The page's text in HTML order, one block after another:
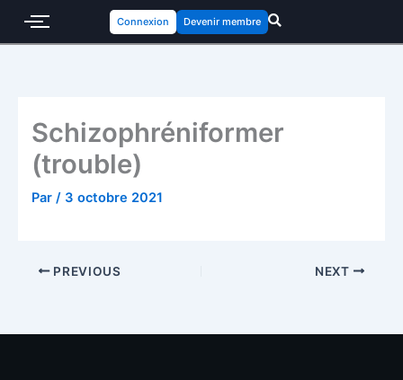
Connexion Devenir membre
Schizophréniformer
(trouble)
Par / 3 octobre 2021
PREVIOUS NEXT